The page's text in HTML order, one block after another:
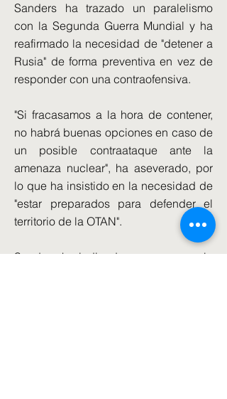
Sanders ha trazado un paralelismo
con la Segunda Guerra Mundial y ha
reafirmado la necesidad de "detener a
Rusia" de forma preventiva en vez de
responder con una contraofensiva.
"Si fracasamos a la hora de contener,
no habrá buenas opciones en caso de
un posible contraataque ante la
amenaza nuclear", ha aseverado, por
lo que ha insistido en la necesidad de
"estar preparados para defender el
territorio de la OTAN".
Sanders ha indicado a su vez que la